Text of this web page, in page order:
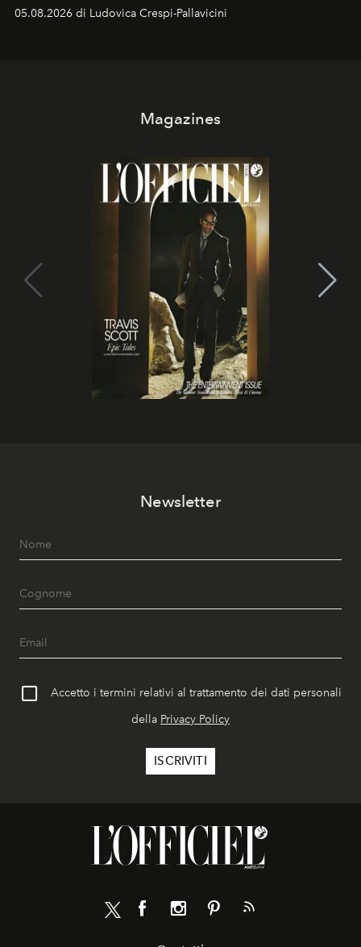
05.08.2026 di Ludovica Crespi-Pallavicini
Magazines
Newsletter
Accetto i termini relativi al trattamento dei dati personali
della Privacy Policy